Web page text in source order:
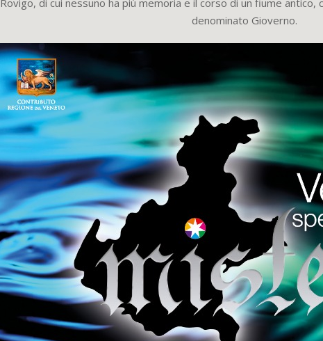
Rovigo, di cui nessuno ha più memoria e il corso di un fiume
denominato Gioverno.